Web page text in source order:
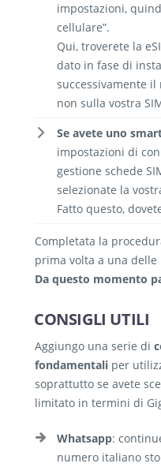
impostazioni,
cellulare”.
Qui, troverete la
dato in fase di
successivamente il
non sulla vostra
Se avete uno
impostazioni di
gestione schede
selezionate la
Fatto questo,
Completata la
prima volta a una
Da questo momento
CONSIGLI UTILI
Aggiungo una serie di
fondamentali per
soprattutto se avete
limitato in termini di
Whatsapp:
numero italiano